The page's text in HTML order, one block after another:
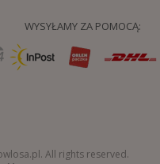
WYSYŁAMY ZA POMOCĄ:
All rights reserved.